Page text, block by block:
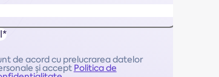
de acord cu prelucrarea datelor
și accept Politica de